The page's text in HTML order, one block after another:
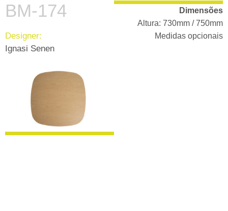
Dimensões
Altura: 730mm / 750mm
Medidas opcionais
BM-174
Designer:
Ignasi Senen